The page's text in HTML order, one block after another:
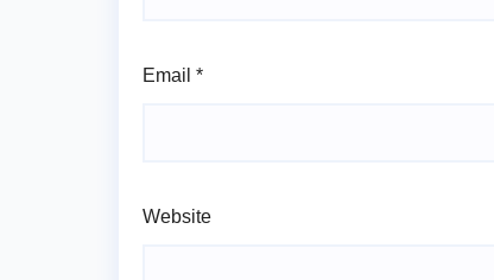
Email *
Website